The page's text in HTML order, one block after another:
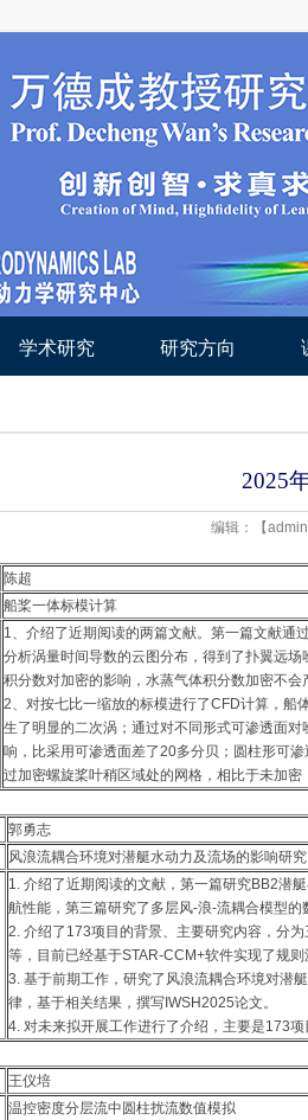
学术研究 研究方向
2025
编辑：【admin
陈超
船桨一体标模计算
1、介绍了近期阅读的两篇文献。第一篇文献通
分析涡量时间导数的云图分布，得到了扑翼远
积分数对加密的影响，水蒸气体积分数加密不会
2、对按七比一缩放的标模进行了CFD计算，船
生了明显的二次涡；通过对不同形式可渗透面
响，比采用可渗透面差了20多分贝；圆柱形可
过加密螺旋桨叶稍区域处的网格，相比于未加密
郭勇志
风浪流耦合环境对潜艇水动力及流场的影响研究
1. 介绍了近期阅读的文献，第一篇研究BB2潜
航性能，第三篇研究了多层风-浪-流耦合模型的
2. 介绍了173项目的背景、主要研究内容，分
等，目前已经基于STAR-CCM+软件实现了规则
3. 基于前期工作，研究了风浪流耦合环境对潜
律，基于相关结果，撰写IWSH2025论文。
4. 对未来拟开展工作进行了介绍，主要是173
王仪培
温控密度分层流中圆柱扰流数值模拟